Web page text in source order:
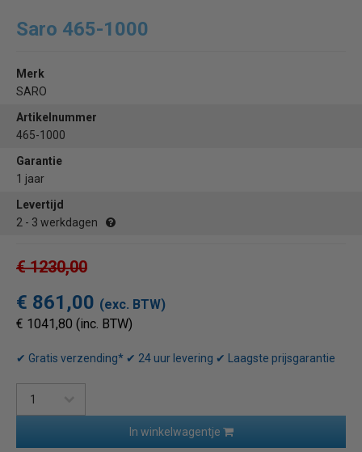
Saro 465-1000
Merk
SARO
Artikelnummer
465-1000
Garantie
1 jaar
Levertijd
2 - 3 werkdagen
€ 1230,00
€ 861,00 (exc. BTW)
€ 1041,80 (inc. BTW)
✔ Gratis verzending* ✔ 24 uur levering ✔ Laagste prijsgarantie
In winkelwagentje